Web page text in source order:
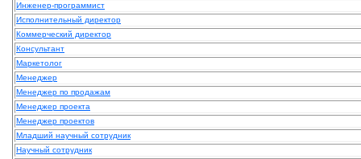
Инженер-программист
Исполнительный директор
Коммерческий директор
Консультант
Маркетолог
Менеджер
Менеджер по продажам
Менеджер проекта
Менеджер проектов
Младший научный сотрудник
Научный сотрудник